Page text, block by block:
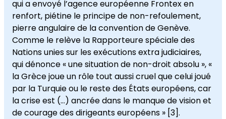
qui a envoyé l’agence européenne Frontex en
renfort, piétine le principe de non-refoulement,
pierre angulaire de la convention de Genève.
Comme le relève la Rapporteure spéciale des
Nations unies sur les exécutions extra judiciaires,
qui dénonce « une situation de non-droit absolu », «
la Grèce joue un rôle tout aussi cruel que celui joué
par la Turquie ou le reste des États européens, car
la crise est (…) ancrée dans le manque de vision et
de courage des dirigeants européens » [3].